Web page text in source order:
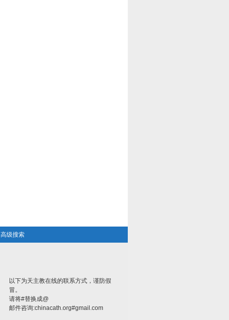
高级搜索
以下为天主教在线的联系方式，谨防假
冒。
请将#替换成@
邮件咨询:chinacath.org#gmail.com